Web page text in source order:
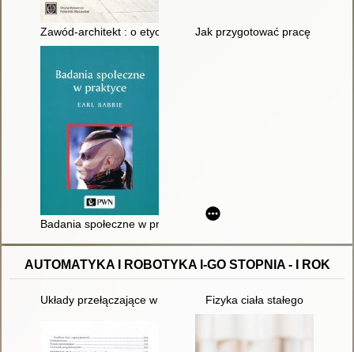
Zawód-architekt : o etyce zawodowej i moralności architektury
Jak przygotować pracę
Badania społeczne w praktyce
AUTOMATYKA I ROBOTYKA I-GO STOPNIA - I ROK
Układy przełączające w automatyceFizyka ciała stałego